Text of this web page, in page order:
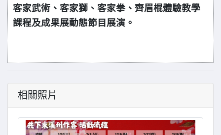
客家武術、客家獅、客家拳、齊眉棍體驗教學
課程及成果展動態節目展演。
相關照片